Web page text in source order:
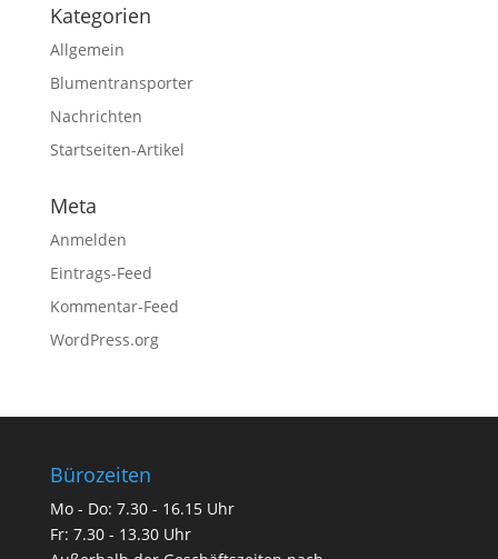
Kategorien
Allgemein
Blumentransporter
Nachrichten
Startseiten-Artikel
Meta
Anmelden
Eintrags-Feed
Kommentar-Feed
WordPress.org
Bürozeiten
Mo - Do: 7.30 - 16.15 Uhr
Fr: 7.30 - 13.30 Uhr